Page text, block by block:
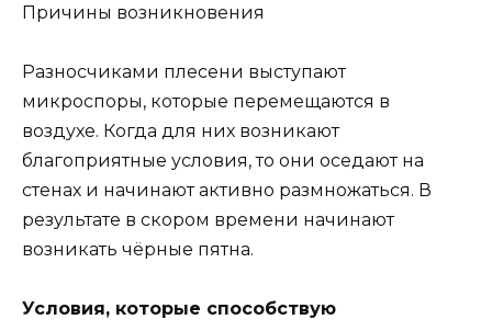
Причины возникновения
Разносчиками плесени выступают
микроспоры, которые перемещаются в
воздухе. Когда для них возникают
благоприятные условия, то они оседают на
стенах и начинают активно размножаться. В
результате в скором времени начинают
возникать чёрные пятна.
Условия, которые способствую